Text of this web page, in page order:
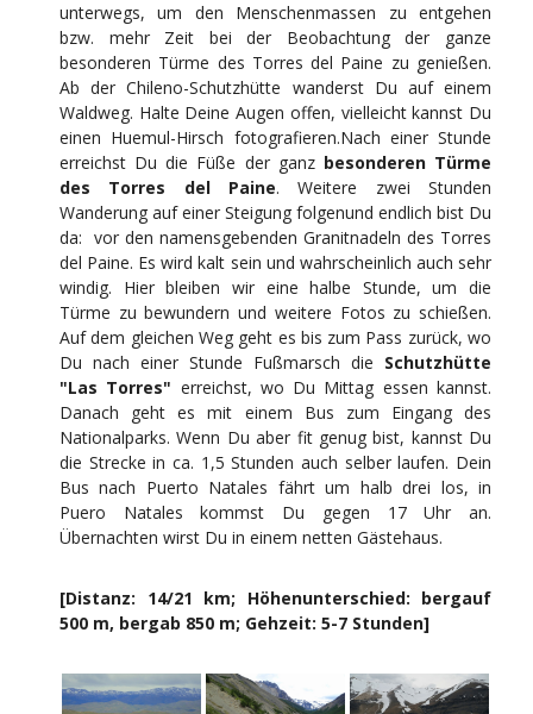
unterwegs, um den Menschenmassen zu entgehen
bzw. mehr Zeit bei der Beobachtung der ganze
besonderen Türme des Torres del Paine zu genießen.
Ab der Chileno-Schutzhütte wanderst Du auf einem
Waldweg. Halte Deine Augen offen, vielleicht kannst Du
einen Huemul-Hirsch fotografieren.Nach einer Stunde
erreichst Du die Füße der ganz besonderen Türme
des Torres del Paine. Weitere zwei Stunden
Wanderung auf einer Steigung folgenund endlich bist Du
da: vor den namensgebenden Granitnadeln des Torres
del Paine. Es wird kalt sein und wahrscheinlich auch sehr
windig. Hier bleiben wir eine halbe Stunde, um die
Türme zu bewundern und weitere Fotos zu schießen.
Auf dem gleichen Weg geht es bis zum Pass zurück, wo
Du nach einer Stunde Fußmarsch die Schutzhütte
"Las Torres" erreichst, wo Du Mittag essen kannst.
Danach geht es mit einem Bus zum Eingang des
Nationalparks. Wenn Du aber fit genug bist, kannst Du
die Strecke in ca. 1,5 Stunden auch selber laufen. Dein
Bus nach Puerto Natales fährt um halb drei los, in
Puero Natales kommst Du gegen 17 Uhr an.
Übernachten wirst Du in einem netten Gästehaus.
[Distanz: 14/21 km; Höhenunterschied: bergauf
500 m, bergab 850 m; Gehzeit: 5-7 Stunden]